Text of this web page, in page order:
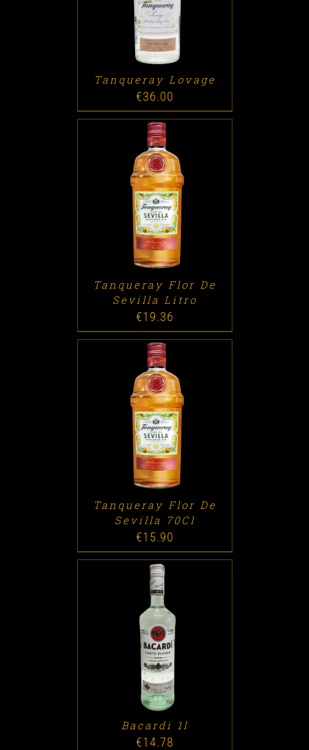
Tanqueray Lovage
€36.00
ADD TO CART / DETALLES
Tanqueray Flor De
Sevilla Litro
€19.36
ADD TO CART / DETALLES
Tanqueray Flor De
Sevilla 70Cl
€15.90
ADD TO CART / DETALLES
Bacardi 1l
€14.78